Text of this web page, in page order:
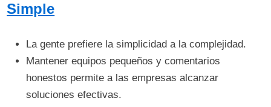
Simple
La gente prefiere la simplicidad a la complejidad.
Mantener equipos pequeños y comentarios
honestos permite a las empresas alcanzar
soluciones efectivas.